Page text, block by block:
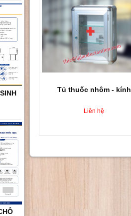
Tủ thuốc nhôm - kính
Liên hệ